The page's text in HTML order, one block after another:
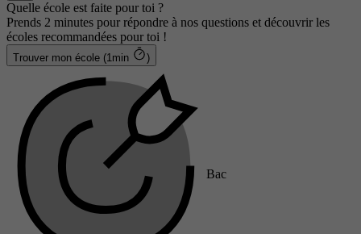
Quelle école est faite pour toi ?
Prends 2 minutes pour répondre à nos questions et découvrir les
écoles recommandées pour toi !
Trouver mon école (1min )
Bac